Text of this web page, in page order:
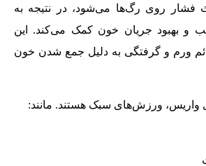
فشار روی رگ‌‌ها می‌‌شود، در نتیجه به
و بهبود جریان خون کمک می‌‌کند. این
ورم و گرفتگی به دلیل جمع شدن خون
وا‌‌ریس، ورزش‌‌های سبک هستند. مانند: